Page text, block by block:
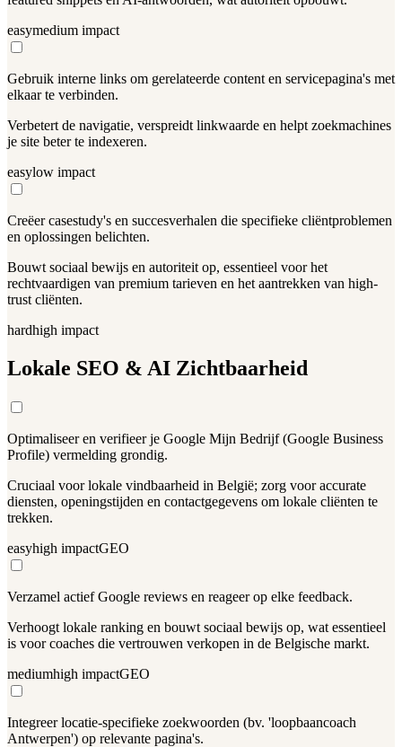
easymedium impact
Gebruik interne links om gerelateerde content en servicepagina's met
elkaar te verbinden.
Verbetert de navigatie, verspreidt linkwaarde en helpt zoekmachines
je site beter te indexeren.
easylow impact
Creëer casestudy's en succesverhalen die specifieke cliëntproblemen
en oplossingen belichten.
Bouwt sociaal bewijs en autoriteit op, essentieel voor het
rechtvaardigen van premium tarieven en het aantrekken van high-
trust cliënten.
hardhigh impact
Lokale SEO & AI Zichtbaarheid
Optimaliseer en verifieer je Google Mijn Bedrijf (Google Business
Profile) vermelding grondig.
Cruciaal voor lokale vindbaarheid in België; zorg voor accurate
diensten, openingstijden en contactgegevens om lokale cliënten te
trekken.
easyhigh impactGEO
Verzamel actief Google reviews en reageer op elke feedback.
Verhoogt lokale ranking en bouwt sociaal bewijs op, wat essentieel
is voor coaches die vertrouwen verkopen in de Belgische markt.
mediumhigh impactGEO
Integreer locatie-specifieke zoekwoorden (bv. 'loopbaancoach
Antwerpen') op relevante pagina's.